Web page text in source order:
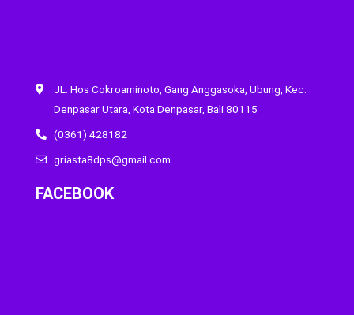
JL. Hos Cokroaminoto, Gang Anggasoka, Ubung, Kec.
Denpasar Utara, Kota Denpasar, Bali 80115
(0361) 428182
griasta8dps@gmail.com
FACEBOOK